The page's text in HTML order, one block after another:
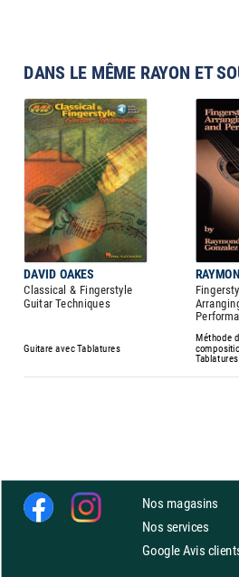
DANS LE MÊME RAYON ET
DAVID OAKES
Classical & Fingerstyle
Guitar Techniques
Guitare avec Tablatures
Méthode
Tablatures
Nos magasins
Nos services
Google Avis